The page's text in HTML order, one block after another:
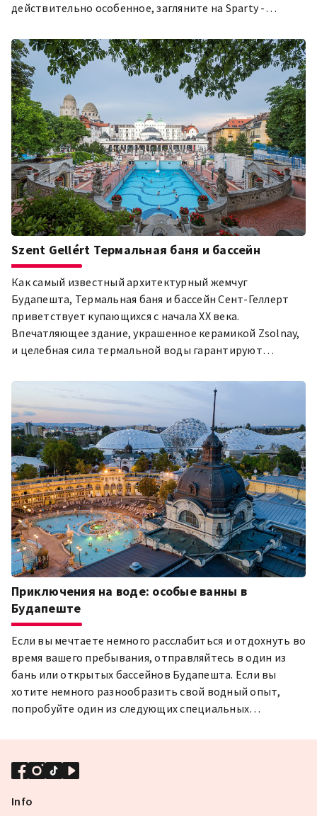
действительно особенное, загляните на Sparty -
Szent Gellért Термальная баня и бассейн
Как самый известный архитектурный жемчуг
Будапешта, Термальная баня и бассейн Сент-Геллерт
приветствует купающихся с начала XX века.
Впечатляющее здание, украшенное керамикой Zsolnay,
и целебная сила термальной воды гарантируют
Приключения на воде: особые ванны в
Будапеште
Если вы мечтаете немного расслабиться и отдохнуть во
время вашего пребывания, отправляйтесь в один из
бань или открытых бассейнов Будапешта. Если вы
хотите немного разнообразить свой водный опыт,
попробуйте один из следующих специальных
Info